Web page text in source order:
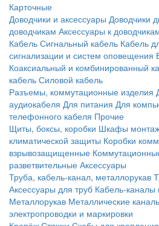
Карточные
Доводчики и аксессуары Доводчики
доводчикам Аксессуары к
Кабель Сигнальный кабель Кабель
сигнализации и систем оповещения
Коаксиальный и комбинированный
кабель Силовой кабель
Разъемы, коммутационные изделия
аудиокабеля Для питания Для
телефонного кабеля Прочие
Щиты, боксы, коробки Шкафы
климатической защиты Коробки
взрывозащищенные
разветвительные Аксессуары
Труба, кабель-канал, металлорукав
Аксессуары для труб Кабель-
Металлорукав Металлические
электропроводки и маркировки